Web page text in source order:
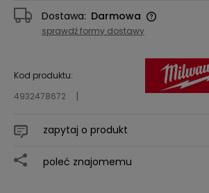
Dostawa: Darmowa
Cena nie zawiera ewentualnych kosztów
sprawdź formy dostawy
Kod produktu:
4932478672
zapytaj o produkt
poleć znajomemu